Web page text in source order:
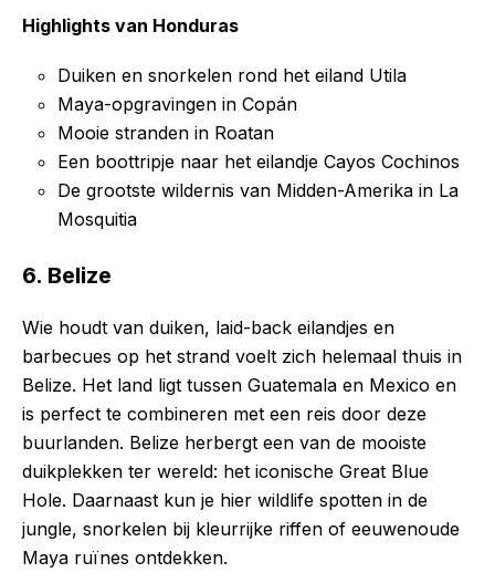
Highlights van Honduras
Duiken en snorkelen rond het eiland Utila
Maya-opgravingen in Copán
Mooie stranden in Roatan
Een boottripje naar het eilandje Cayos Cochinos
De grootste wildernis van Midden-Amerika in La
Mosquitia
6. Belize
Wie houdt van duiken, laid-back eilandjes en
barbecues op het strand voelt zich helemaal thuis in
Belize. Het land ligt tussen Guatemala en Mexico en
is perfect te combineren met een reis door deze
buurlanden. Belize herbergt een van de mooiste
duikplekken ter wereld: het iconische Great Blue
Hole. Daarnaast kun je hier wildlife spotten in de
jungle, snorkelen bij kleurrijke riffen of eeuwenoude
Maya ruïnes ontdekken.